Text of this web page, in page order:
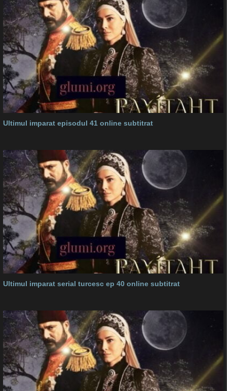
Ultimul imparat episodul 41 online subtitrat
Ultimul imparat serial turcesc ep 40 online subtitrat